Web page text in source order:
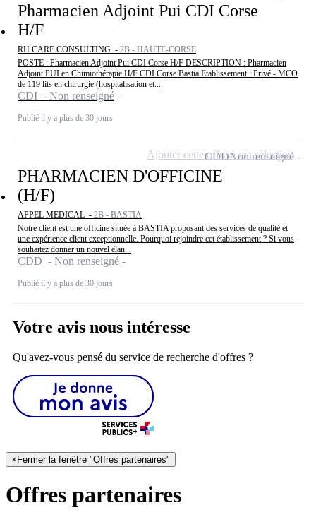
Pharmacien Adjoint Pui CDI Corse
H/F
RH CARE CONSULTING - 2B - HAUTE-CORSE
POSTE : Pharmacien Adjoint Pui CDI Corse H/F DESCRIPTION : Pharmacien
Adjoint PUI en Chimiothérapie H/F CDI Corse Bastia Etablissement : Privé - MCO
de 119 lits en chirurgie (hospitalisation et...
CDI - Non renseigné
Publié il y a plus de 30 jours
PHARMACIEN D'OFFICINE
(H/F)
APPEL MEDICAL - 2B - BASTIA
Notre client est une officine située à BASTIA proposant des services de qualité et
une expérience client exceptionnelle. Pourquoi rejoindre cet établissement ? Si vous
souhaitez donner un nouvel élan...
CDD - Non renseigné
Publié il y a plus de 30 jours
CDDNon renseigné
Ajouter cette offre à ma sélection
Votre avis nous intéresse
Qu'avez-vous pensé du service de recherche d'offres ?
×Fermer la fenêtre "Offres partenaires"
Offres partenaires